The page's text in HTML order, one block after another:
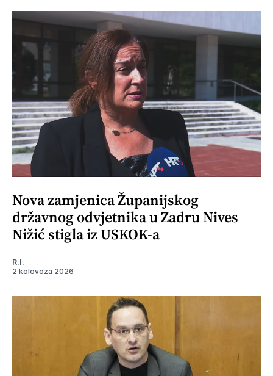
Nova zamjenica Županijskog
državnog odvjetnika u Zadru Nives
Nižić stigla iz USKOK-a
R.I.
2 kolovoza 2026